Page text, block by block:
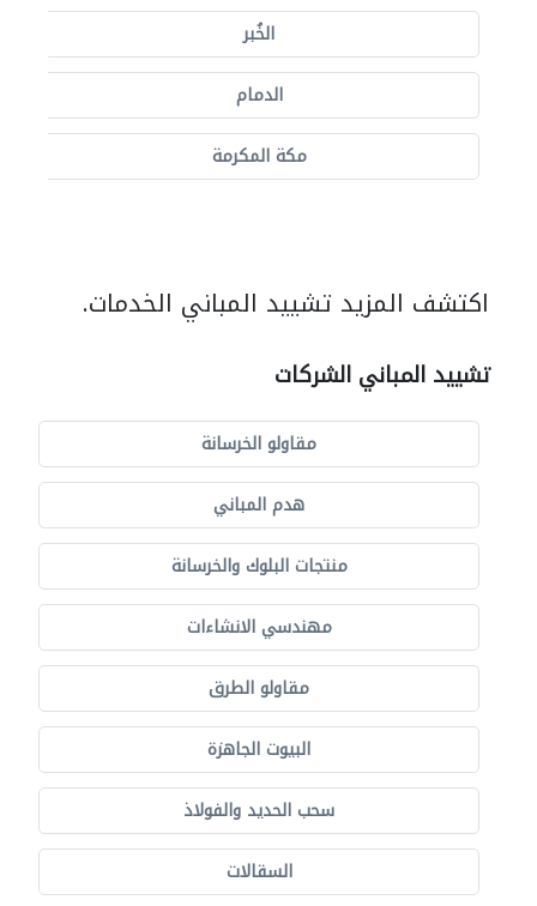
الخُبر
الدمام
مكة المكرمة
اكتشف المزيد تشييد المباني الخدمات.
تشييد المباني الشركات
مقاولو الخرسانة
هدم المباني
منتجات البلوك والخرسانة
مهندسي الانشاءات
مقاولو الطرق
البيوت الجاهزة
سحب الحديد والفولاذ
السقالات